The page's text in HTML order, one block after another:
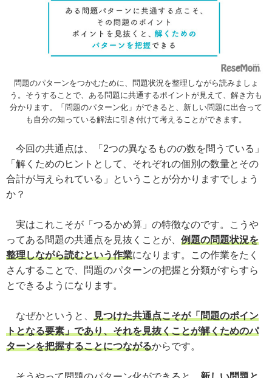
問題のパターンをつかむために、問題状況を整理しながら読みましょ
う。そうすることで、ある問題に共通するポイントが見えて、解き方も
分かります。「問題のパターン化」ができると、新しい問題に出合って
も自分の知っている解法に引き付けて考えることができます。
今回の共通点は、「2つの異なるものの数を問うている」
「解くためのヒントとして、それぞれの個別の数量とその
合計が与えられている」ということが分かりますでしょう
か？
実はこれこそが「つるかめ算」の特徴なのです。こうや
ってある問題の共通点を見抜くことが、 例題の問題状況を
整理しながら読むという作業になります。この作業をたく
さんすることで、問題のパターンの把握と分類がすらすら
とできるようになります。
なぜかというと、 見つけた共通点こそが「問題のポイン
トとなる要素」であり、それを見抜くことが解くためのパ
ターンを把握することにつながるからです。